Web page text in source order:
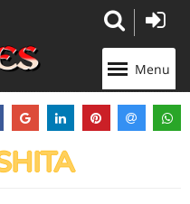
Menu